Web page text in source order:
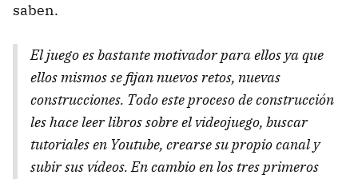
saben.
El juego es bastante motivador para ellos ya que
ellos mismos se fijan nuevos retos, nuevas
construcciones. Todo este proceso de construcción
les hace leer libros sobre el videojuego, buscar
tutoriales en Youtube, crearse su propio canal y
subir sus vídeos. En cambio en los tres primeros